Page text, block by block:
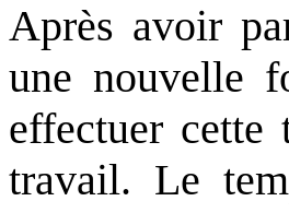
Après avoir
une nouvelle
effectuer cette
travail. Le